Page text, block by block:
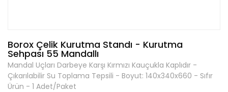
Borox Çelik Kurutma Standı - Kurutma
Sehpası 55 Mandallı
Mandal Uçları Darbeye Karşı Kırmızı Kauçukla Kaplıdır -
Çıkarılabilir Su Toplama Tepsili - Boyut: 140x340x660 - Sıfır
Ürün - 1 Adet/Paket